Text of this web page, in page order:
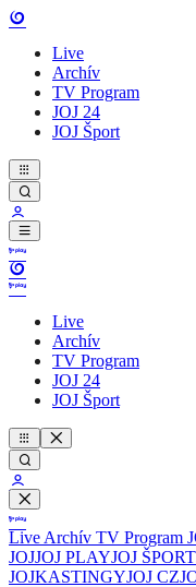
Live
Archív
TV Program
JOJ 24
JOJ Šport
Live
Archív
TV Program
JOJ 24
JOJ Šport
Live Archív TV Program
JOJJOJ PLAYJOJ ŠPORT
JOJKASTINGYJOJ CZ